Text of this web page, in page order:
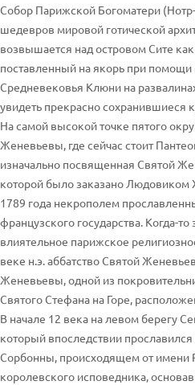
Собор Парижской Богоматери
шедевров мировой готической
возвышается над островом Сите
поставленный на якорь при
Средневековья Клюни на
увидеть прекрасно сохранившиеся
На самой высокой точке пятого
Женевьевы, где сейчас стоит
изначально посвященная Святой
которой было заказано Людовиком
1789 года некрополем
французского государства. Когда-
влиятельное парижское
веке н.э. аббатство Святой
Женевьевы, одной из
Святого Стефана на Горе,
В начале 12 века на левом берегу
который впоследствии
Сорбонны, происходящем от имени
королевского исповедника,